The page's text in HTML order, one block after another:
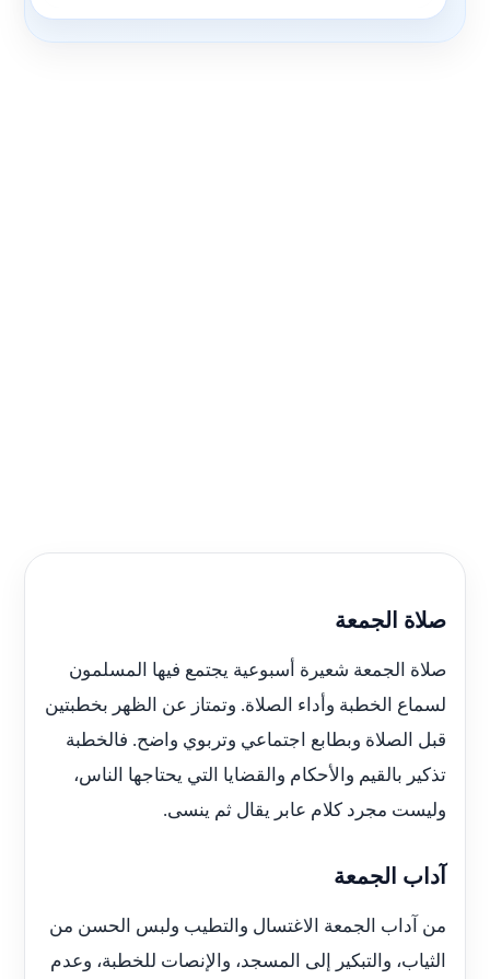
صلاة الجمعة
صلاة الجمعة شعيرة أسبوعية يجتمع فيها المسلمون
لسماع الخطبة وأداء الصلاة. وتمتاز عن الظهر بخطبتين
قبل الصلاة وبطابع اجتماعي وتربوي واضح. فالخطبة
تذكير بالقيم والأحكام والقضايا التي يحتاجها الناس،
وليست مجرد كلام عابر يقال ثم ينسى.
آداب الجمعة
من آداب الجمعة الاغتسال والتطيب ولبس الحسن من
الثياب، والتبكير إلى المسجد، والإنصات للخطبة، وعدم